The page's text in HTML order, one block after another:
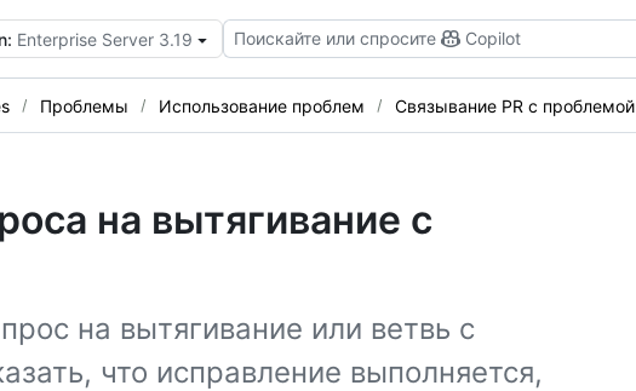
Enterprise Server 3.19 Поискайте или спросите Copilot
Проблемы Использование проблем Связывание PR с проблемой
на вытягивание с
на вытягивание или ветвь с
что исправление выполняется,